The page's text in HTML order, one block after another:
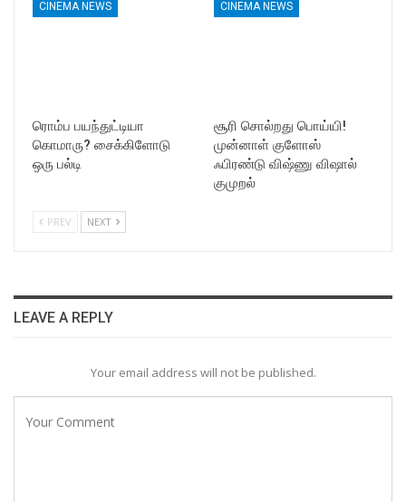
CINEMA NEWS
ரொம்ப பயந்துட்டியா
கொமாரு? சைக்கிளோடு
ஒரு பல்டி
CINEMA NEWS
சூரி சொல்றது பொய்யி!
முன்னாள் குளோஸ்
ஃபிரண்டு விஷ்ணு விஷால்
குமுறல்
PREV NEXT
LEAVE A REPLY
Your email address will not be published.